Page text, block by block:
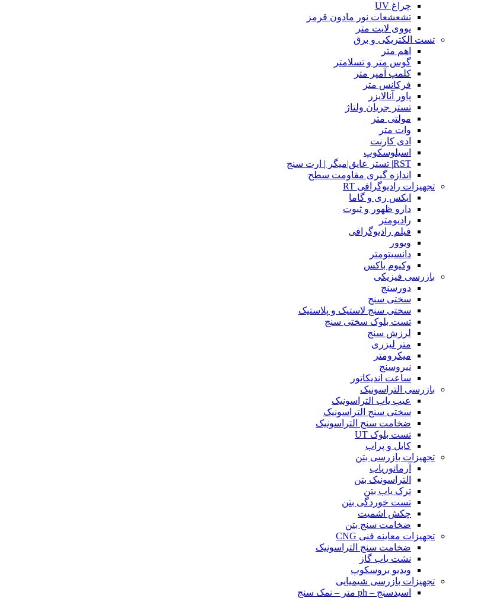
چراغ UV
تشعشعات نور مادون قرمز
یووی لایت متر
تست الکتریکی و برق
اهم متر
گوس متر و تسلامتر
کلمپ آمپر متر
فرکانس متر
پاور آنالایزر
تستر جریان ولتاژ
مولتی متر
وات متر
ادی کارنت
اسیلوسکوپ
RST| تستر عایق|میگر | ارت سنج
اندازه گیری مقاومت سطح
تجهیزات رادیوگرافی RT
ایکس ری و گاما
دارو ظهور و ثبوت
رادیومتر
فیلم رادیوگرافی
ویوور
دانسیتومتر
وکیوم باکس
بازرسی فیزیکی
دورسنج
سختی سنج
سختی سنج لاستیک و پلاستیک
تست بلوک سختی سنج
لرزش سنج
متر لیزری
میکرومتر
نیروسنج
ساعت اندیکاتور
بازرسی التراسونیک
عیب یاب التراسونیک
سختی سنج التراسونیک
ضخامت سنج التراسونیک
تست بلوک UT
کابل و پراب
تجهیزات بازرسی بتن
آرماتوریاب
التراسونیک بتن
ترک یاب بتن
تست خوردگی بتن
چکش اشمیت
ضخامت سنج بتن
تجهیزات معاینه فنی CNG
ضخامت سنج التراسونیک
نشت یاب گاز
ویدیو بروسکوپ
تجهیزات بازرسی شیمیایی
اسیدسنج – ph متر – نمک سنج